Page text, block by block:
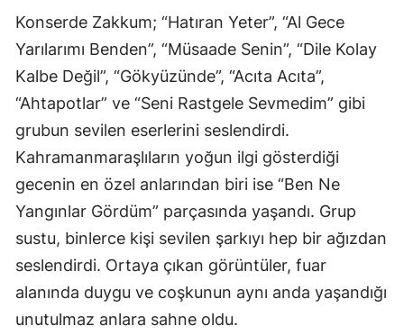
Konserde Zakkum; “Hatıran Yeter”, “Al Gece
Yarılarımı Benden”, “Müsaade Senin”, “Dile Kolay
Kalbe Değil”, “Gökyüzünde”, “Acıta Acıta”,
“Ahtapotlar” ve “Seni Rastgele Sevmedim” gibi
grubun sevilen eserlerini seslendirdi.
Kahramanmaraşlıların yoğun ilgi gösterdiği
gecenin en özel anlarından biri ise “Ben Ne
Yangınlar Gördüm” parçasında yaşandı. Grup
sustu, binlerce kişi sevilen şarkıyı hep bir ağızdan
seslendirdi. Ortaya çıkan görüntüler, fuar
alanında duygu ve coşkunun aynı anda yaşandığı
unutulmaz anlara sahne oldu.